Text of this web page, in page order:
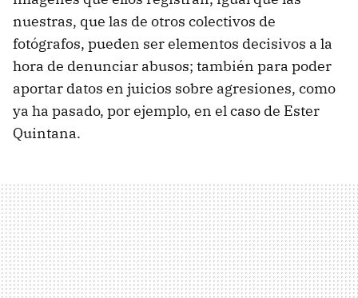
nuestras, que las de otros colectivos de
fotógrafos, pueden ser elementos decisivos a la
hora de denunciar abusos; también para poder
aportar datos en juicios sobre agresiones, como
ya ha pasado, por ejemplo, en el caso de Ester
Quintana.